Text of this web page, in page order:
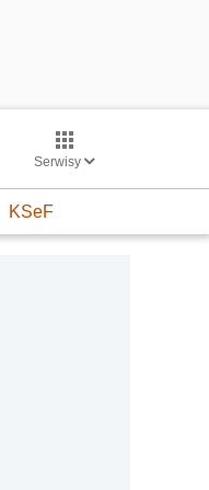
Serwisy
KSeF